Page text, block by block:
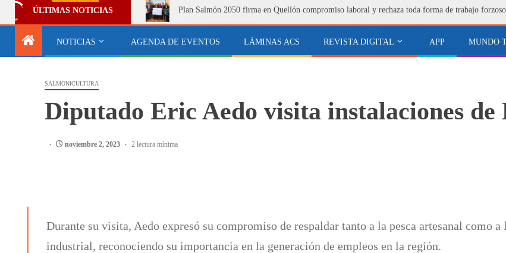
ÚLTIMAS NOTICIAS Plan Salmón 2050 firma en Quellón compromiso laboral y rechaza toda forma de trabajo forzoso
NOTICIAS AGENDA DE EVENTOS LÁMINAS ACS REVISTA DIGITAL APP MUNDO
SALMONICULTURA
Diputado Eric Aedo visita instalaciones de
noviembre 2, 2023 2 lectura mínima
Durante su visita, Aedo expresó su compromiso de respaldar tanto a la pesca artesanal como a
industrial, reconociendo su importancia en la generación de empleos en la región.